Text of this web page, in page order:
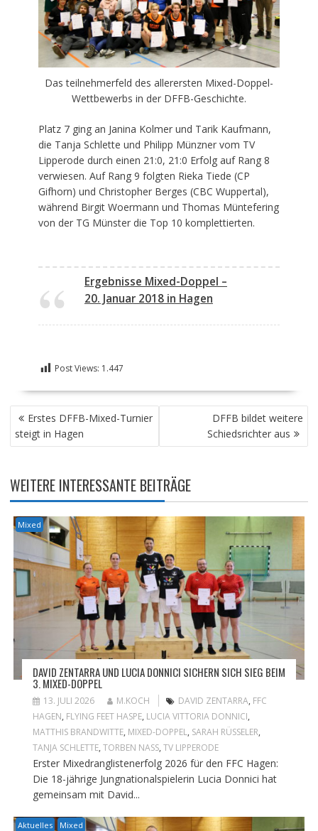
Das teilnehmerfeld des allerersten Mixed-Doppel-
Wettbewerbs in der DFFB-Geschichte.
Platz 7 ging an Janina Kolmer und Tarik Kaufmann,
die Tanja Schlette und Philipp Münzner vom TV
Lipperode durch einen 21:0, 21:0 Erfolg auf Rang 8
verwiesen. Auf Rang 9 folgten Rieka Tiede (CP
Gifhorn) und Christopher Berges (CBC Wuppertal),
während Birgit Woermann und Thomas Müntefering
von der TG Münster die Top 10 komplettierten.
Ergebnisse Mixed-Doppel –
20. Januar 2018 in Hagen
Post Views: 1.447
BEITRAGSNAVIGATION
Erstes DFFB-Mixed-Turnier
steigt in Hagen
DFFB bildet weitere
Schiedsrichter aus
WEITERE INTERESSANTE BEITRÄGE
Mixed
DAVID ZENTARRA UND LUCIA DONNICI SICHERN SICH SIEG BEIM
3. MIXED-DOPPEL
13. JULI 2026 M.KOCH DAVID ZENTARRA, FFC
HAGEN, FLYING FEET HASPE, LUCIA VITTORIA DONNICI,
MATTHIS BRANDWITTE, MIXED-DOPPEL, SARAH RÜSSELER,
TANJA SCHLETTE, TORBEN NASS, TV LIPPERODE
Erster Mixedranglistenerfolg 2026 für den FFC Hagen:
Die 18-jährige Jungnationalspielerin Lucia Donnici hat
gemeinsam mit David...
Aktuelles Mixed